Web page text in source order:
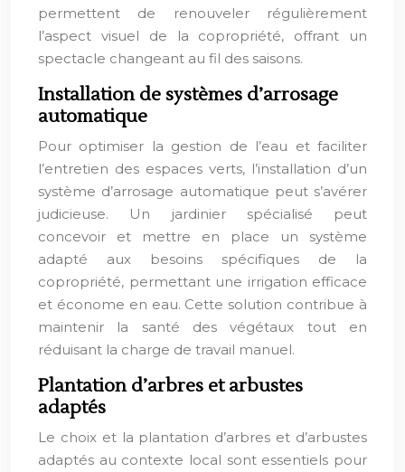
permettent de renouveler régulièrement
l’aspect visuel de la copropriété, offrant un
spectacle changeant au fil des saisons.
Installation de systèmes d’arrosage
automatique
Pour optimiser la gestion de l’eau et faciliter
l’entretien des espaces verts, l’installation d’un
système d’arrosage automatique peut s’avérer
judicieuse. Un jardinier spécialisé peut
concevoir et mettre en place un système
adapté aux besoins spécifiques de la
copropriété, permettant une irrigation efficace
et économe en eau. Cette solution contribue à
maintenir la santé des végétaux tout en
réduisant la charge de travail manuel.
Plantation d’arbres et arbustes
adaptés
Le choix et la plantation d’arbres et d’arbustes
adaptés au contexte local sont essentiels pour